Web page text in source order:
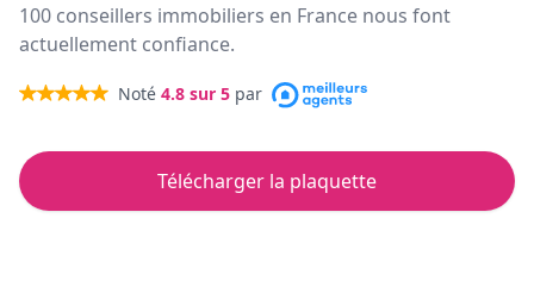
100 conseillers immobiliers en France nous font
actuellement confiance.
Noté 4.8 sur 5 par
Télécharger la plaquette